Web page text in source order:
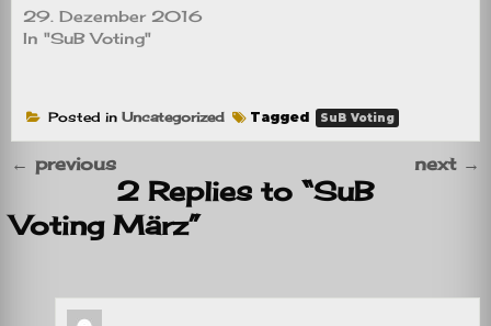
29. Dezember 2016
In "SuB Voting"
Posted in Uncategorized Tagged SuB Voting
← previous next →
2 Replies to “SuB
Voting März”